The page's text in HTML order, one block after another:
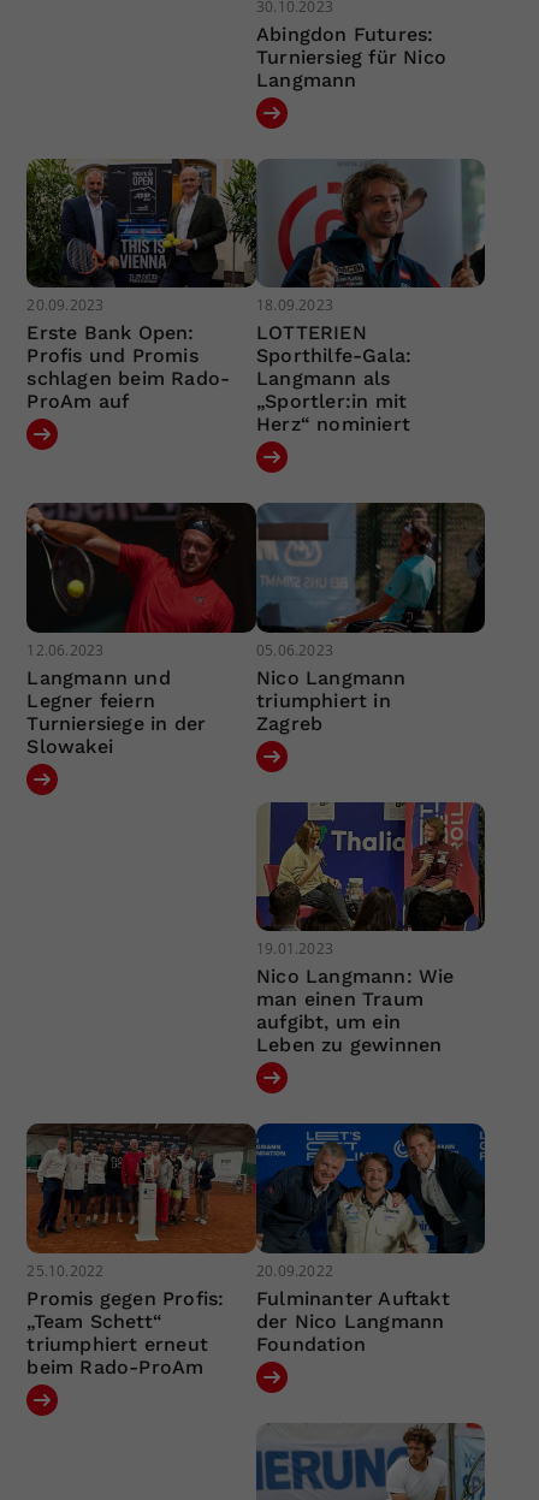
30.10.2023
Abingdon Futures:
Turniersieg für Nico
Langmann
20.09.2023
Erste Bank Open:
Profis und Promis
schlagen beim Rado-
ProAm auf
18.09.2023
LOTTERIEN
Sporthilfe-Gala:
Langmann als
„Sportler:in mit
Herz“ nominiert
12.06.2023
Langmann und
Legner feiern
Turniersiege in der
Slowakei
05.06.2023
Nico Langmann
triumphiert in
Zagreb
19.01.2023
Nico Langmann: Wie
man einen Traum
aufgibt, um ein
Leben zu gewinnen
25.10.2022
Promis gegen Profis:
„Team Schett“
triumphiert erneut
beim Rado-ProAm
20.09.2022
Fulminanter Auftakt
der Nico Langmann
Foundation